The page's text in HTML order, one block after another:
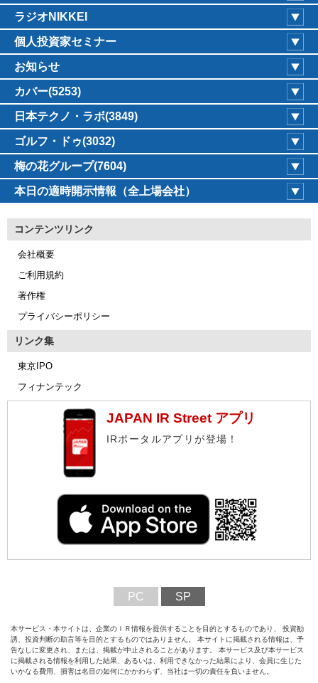
ラジオNIKKEI
個人投資家セミナー
お知らせ
カバー(5253)
日本テクノ・ラボ(3849)
ゴルフ・ドゥ(3032)
梅の花グループ(7604)
本日の適時開示情報（全上場会社）
コンテンツリンク
会社概要
ご利用規約
著作権
プライバシーポリシー
リンク集
東京IPO
フィナンテック
JAPAN IR Street アプリ
IRポータルアプリが登場！
PC SP
本サービス・本サイトは、企業のＩＲ情報を提供することを目的とするものであり、 投資勧
誘、投資判断の助言等を目的とするものではありません。 本サイトに掲載される情報は、予
告なしに変更され、または、掲載が中止されることがあります。 本サービス及び本サービス
に掲載される情報を利用した結果、あるいは、利用できなかった結果により、会員に生じた
いかなる費用、損害は名目の如何にかかわらず、当社は一切の責任を負いません。